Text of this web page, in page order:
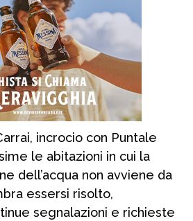
incrocio con Puntale
le abitazioni in cui la
dell’acqua non avviene da
essersi risolto,
segnalazioni e richieste